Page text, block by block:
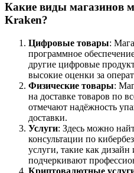
Какие виды магазинов
Kraken?
Цифровые товары:
программное
другие цифровые
высокие оценки за
Физические товары:
на доставке товаров по
отмечают надёжность
доставки.
Услуги: Здесь можно
консультации по
услуги, такие как
подчеркивают
Криптовалютные